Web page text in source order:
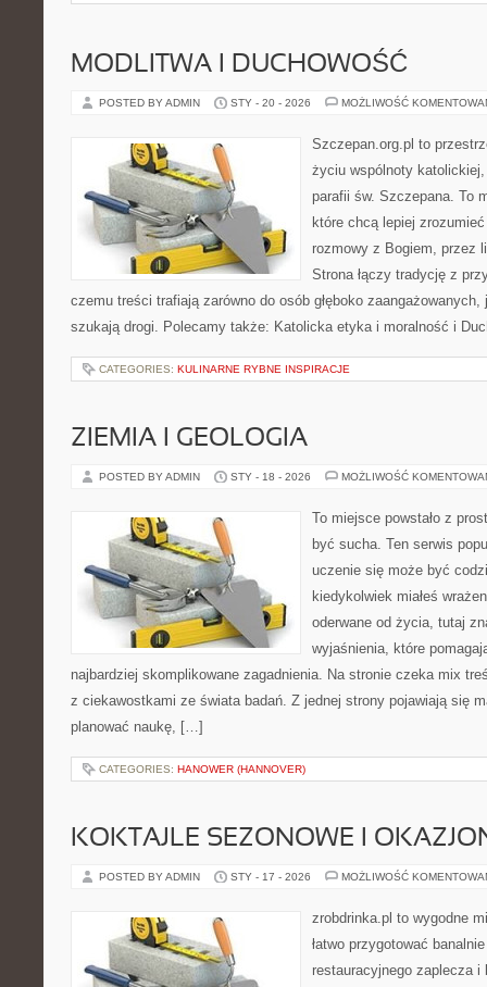
MODLITWA I DUCHOWOŚĆ
POSTED BY ADMIN STY - 20 - 2026 MOŻLIWOŚĆ
Szczepan.org.pl to
życiu wspólnoty
parafii św. Szczepana. To
które chcą lepiej
rozmowy z Bogiem, przez
Strona łączy tradycję z
czemu treści trafiają zarówno do osób głęboko
szukają drogi. Polecamy także: Katolicka etyka i moralność i
CATEGORIES: KULINARNE RYBNE INSPIRACJE
ZIEMIA I GEOLOGIA
POSTED BY ADMIN STY - 18 - 2026 MOŻLIWOŚĆ
To miejsce powstało z
być sucha. Ten serwis
uczenie się może być
kiedykolwiek miałeś
oderwane od życia, tutaj
wyjaśnienia, które
najbardziej skomplikowane zagadnienia. Na stronie czeka mix
z ciekawostkami ze świata badań. Z jednej strony pojawiają się
planować naukę, […]
CATEGORIES: HANOWER (HANNOVER)
KOKTAJLE SEZONOWE I
POSTED BY ADMIN STY - 17 - 2026 MOŻLIWOŚĆ
zrobdrinka.pl to wygodne
łatwo przygotować
restauracyjnego zaplecza